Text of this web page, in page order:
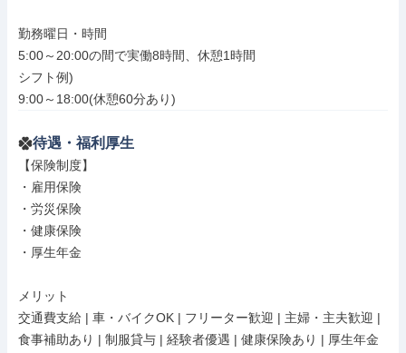
勤務曜日・時間
5:00～20:00の間で実働8時間、休憩1時間
シフト例)
9:00～18:00(休憩60分あり)
待遇・福利厚生
【保険制度】
・雇用保険
・労災保険
・健康保険
・厚生年金
メリット
交通費支給 | 車・バイクOK | フリーター歓迎 | 主婦・主夫歓迎 |
食事補助あり | 制服貸与 | 経験者優遇 | 健康保険あり | 厚生年金